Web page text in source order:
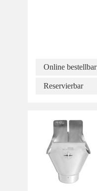
Online bestellbar
Reservierbar